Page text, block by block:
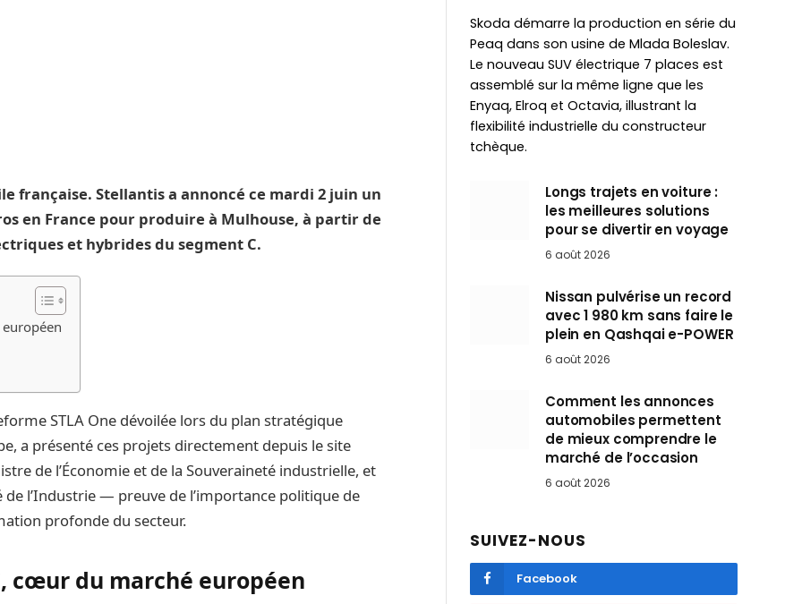
française. Stellantis a annoncé ce mardi 2 juin un
en France pour produire à Mulhouse, à partir de
et hybrides du segment C.
STLA One dévoilée lors du plan stratégique
a présenté ces projets directement depuis le site
de l’Économie et de la Souveraineté industrielle, et
l’Industrie — preuve de l’importance politique de
profonde du secteur.
cœur du marché européen
Skoda démarre la production en série du
Peaq dans son usine de Mlada Boleslav.
Le nouveau SUV électrique 7 places est
assemblé sur la même ligne que les
Enyaq, Elroq et Octavia, illustrant la
flexibilité industrielle du constructeur
tchèque.
Longs trajets en voiture :
les meilleures solutions
pour se divertir en voyage
6 août 2026
Nissan pulvérise un record
avec 1 980 km sans faire le
plein en Qashqai e-POWER
6 août 2026
Comment les annonces
automobiles permettent
de mieux comprendre le
marché de l’occasion
6 août 2026
SUIVEZ-NOUS
Facebook